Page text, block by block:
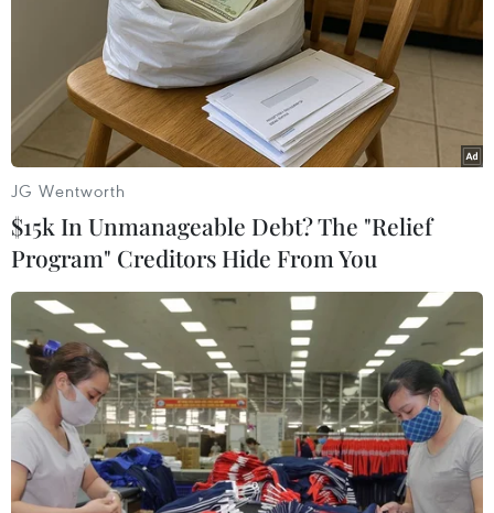
#Dự báo khí tượng thủy văn
Theo dõi VietnamPlus
TIN LIÊN QUAN
JG Wentworth
$15k In Unmanageable Debt? The "Relief
Program" Creditors Hide From You